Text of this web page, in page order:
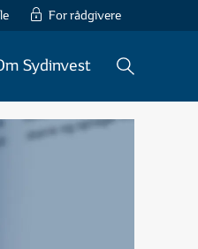
For rådgivere
Sydinvest